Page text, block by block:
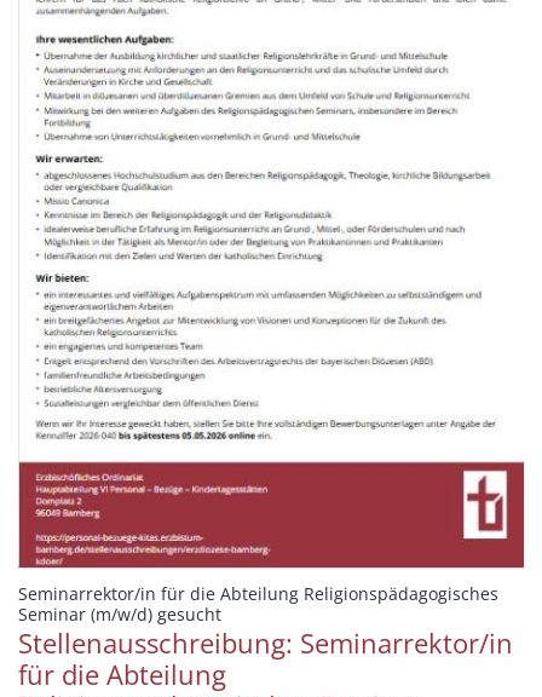
Seminarrektor/in für die Abteilung Religionspädagogisches
Seminar (m/w/d) gesucht:
Stellenausschreibung: Seminarrektor/in
für die Abteilung